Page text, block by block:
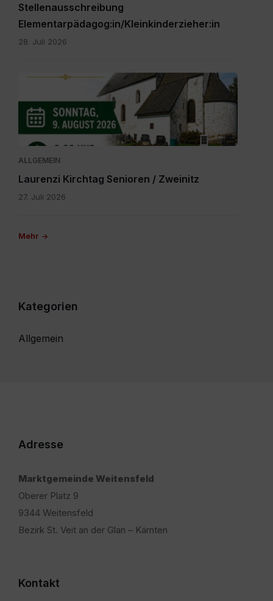
Stellenausschreibung
Elementarpädagog:in/Kleinkinderzieher:in
28. Juli 2026
IMG-
WA0000.jpg
ALLGEMEIN
Laurenzi Kirchtag Senioren / Zweinitz
27. Juli 2026
Mehr
Kategorien
Allgemein
Adresse
Marktgemeinde Weitensfeld
Oberer Platz 9
9344 Weitensfeld
Bezirk St. Veit an der Glan – Kärnten
Kontakt